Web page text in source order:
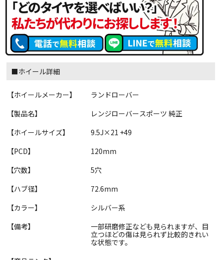
■ホイール詳細
【ホイールメーカー】
ランドローバー
【製品名】
レンジローバースポーツ 純正
【ホイールサイズ】
9.5J×21 +49
【PCD】
120mm
【穴数】
5穴
【ハブ径】
72.6mm
【カラー】
シルバー系
【備考】
一部研磨修正なども見られますが、目
立つほどの傷は見られず比較的きれい
な状態です。